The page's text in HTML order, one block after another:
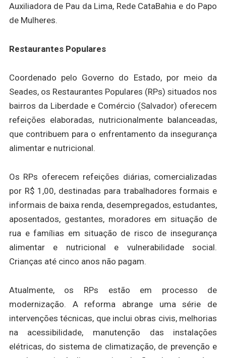
Auxiliadora de Pau da Lima, Rede CataBahia e do Papo
de Mulheres.
Restaurantes Populares
Coordenado pelo Governo do Estado, por meio da
Seades, os Restaurantes Populares (RPs) situados nos
bairros da Liberdade e Comércio (Salvador) oferecem
refeições elaboradas, nutricionalmente balanceadas,
que contribuem para o enfrentamento da insegurança
alimentar e nutricional.
Os RPs oferecem refeições diárias, comercializadas
por R$ 1,00, destinadas para trabalhadores formais e
informais de baixa renda, desempregados, estudantes,
aposentados, gestantes, moradores em situação de
rua e famílias em situação de risco de insegurança
alimentar e nutricional e vulnerabilidade social.
Crianças até cinco anos não pagam.
Atualmente, os RPs estão em processo de
modernização. A reforma abrange uma série de
intervenções técnicas, que inclui obras civis, melhorias
na acessibilidade, manutenção das instalações
elétricas, do sistema de climatização, de prevenção e